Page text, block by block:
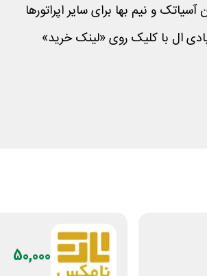
آسیاتک و نیم بها برای سایر اپراتورها
ال با کلیک روی «لینک خرید»
50,000